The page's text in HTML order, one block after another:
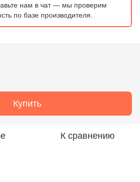
нам в чат — мы проверим
по базе производителя.
Купить
К сравнению